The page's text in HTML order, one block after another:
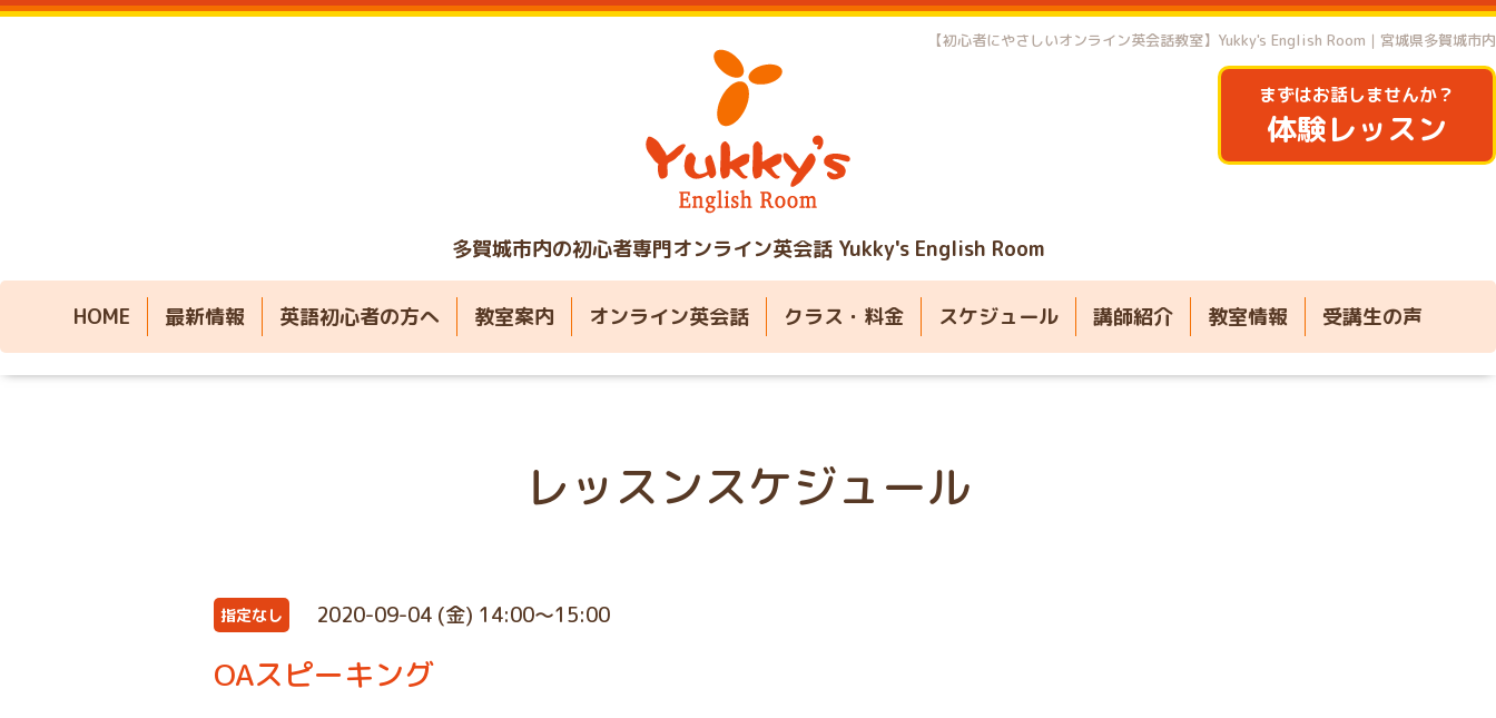
多賀城市内の初心者専門オンライン英会話 Yukky's English Room
【初心者にやさしいオンライン英会話教室】Yukky's English Room｜宮城県多賀城市内
まずはお話しませんか？
体験レッスン
HOME 最新情報 英語初心者の方へ 教室案内 オンライン英会話 クラス・料金 スケジュール 講師紹介 教室情報 受講生の声
レッスンスケジュール
指定なし 2020-09-04 (金) 14:00～15:00
OAスピーキング